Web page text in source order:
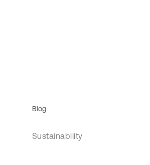
Blog
Sustainability